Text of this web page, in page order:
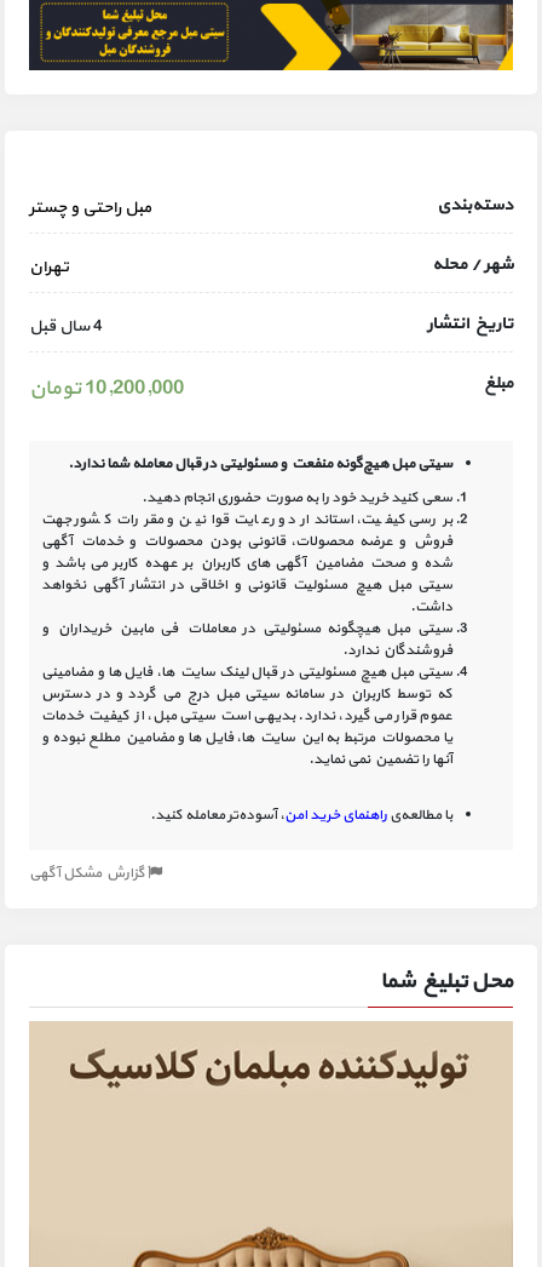
دسته‌بندی مبل راحتی و چستر
شهر / محله تهران
تاریخ انتشار 4 سال قبل
مبلغ 10,200,000 تومان
سیتی مبل هیچ‌گونه منفعت و مسئولیتی درقبال معامله شما ندارد.
سعی کنید خرید خود را به صورت حضوری انجام دهید.
بررسی کیفیت، استاندارد و رعایت قوانین و مقررات کشور جهت
فروش و عرضه محصولات، قانونی بودن محصولات و خدمات آگهی
شده و صحت مضامین آگهی‏ های کاربران بر عهده کاربر می باشد و
سیتی مبل هیچ مسئولیت قانونی و اخلاقی در انتشار آگهی نخواهد
داشت.
سیتی مبل هیچگونه مسئولیتی در معاملات فی مابین خریداران و
فروشندگان ندارد.
سیتی مبل هیچ مسئولیتی در قبال لینک‏ سایت ‏ها، فایل ‏ها و مضامینی
که توسط کاربران در سامانه‏ سیتی مبل درج می گردد و در دسترس
عموم قرار می گیرد، ندارد. بدیهی است سیتی مبل، از کیفیت خدمات
یا محصولات مرتبط به این سایت‏ ها، فایل ها و مضامین مطلع نبوده و
آنها را تضمین نمی نماید.
با مطالعه‌یراهنمای خرید امن، آسوده‌تر معامله کنید.
گزارش مشکل آگهی
محل تبلیغ شما